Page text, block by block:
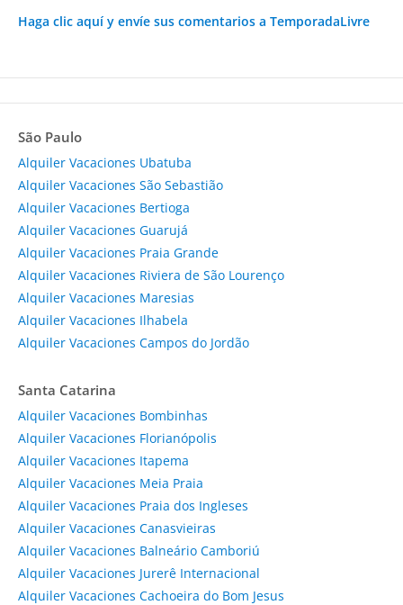
Haga clic aquí y envíe sus comentarios a TemporadaLivre
São Paulo
Alquiler Vacaciones Ubatuba
Alquiler Vacaciones São Sebastião
Alquiler Vacaciones Bertioga
Alquiler Vacaciones Guarujá
Alquiler Vacaciones Praia Grande
Alquiler Vacaciones Riviera de São Lourenço
Alquiler Vacaciones Maresias
Alquiler Vacaciones Ilhabela
Alquiler Vacaciones Campos do Jordão
Santa Catarina
Alquiler Vacaciones Bombinhas
Alquiler Vacaciones Florianópolis
Alquiler Vacaciones Itapema
Alquiler Vacaciones Meia Praia
Alquiler Vacaciones Praia dos Ingleses
Alquiler Vacaciones Canasvieiras
Alquiler Vacaciones Balneário Camboriú
Alquiler Vacaciones Jurerê Internacional
Alquiler Vacaciones Cachoeira do Bom Jesus